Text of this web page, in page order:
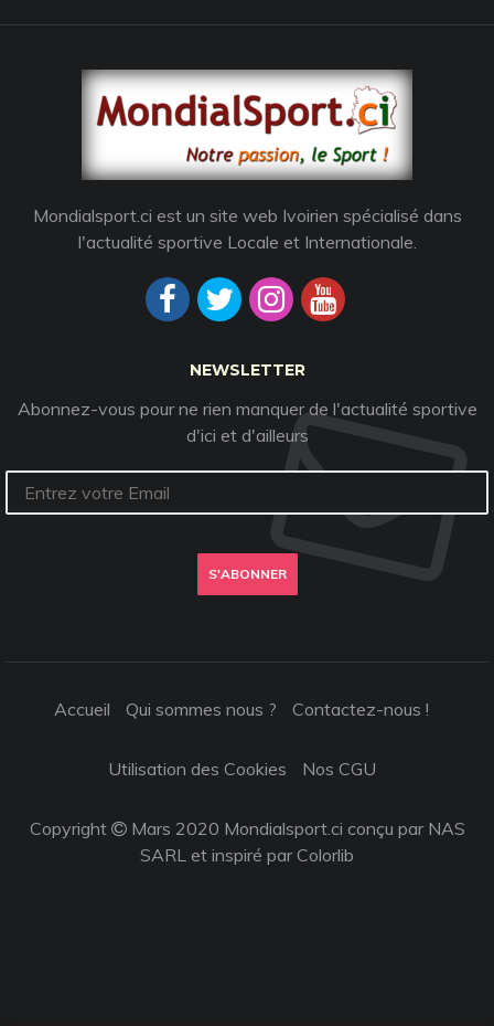
Mondialsport.ci est un site web Ivoirien spécialisé dans
l'actualité sportive Locale et Internationale.
NEWSLETTER
Abonnez-vous pour ne rien manquer de l'actualité sportive
d'ici et d'ailleurs
S'ABONNER
Accueil Qui sommes nous ? Contactez-nous !
Utilisation des Cookies Nos CGU
Copyright
Mars 2020 Mondialsport.ci conçu par NAS
SARL et inspiré parColorlib